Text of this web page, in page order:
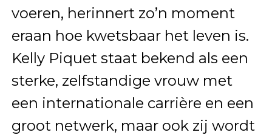
voeren, herinnert zo’n moment
eraan hoe kwetsbaar het leven is.
Kelly Piquet staat bekend als een
sterke, zelfstandige vrouw met
een internationale carrière en een
groot netwerk, maar ook zij wordt